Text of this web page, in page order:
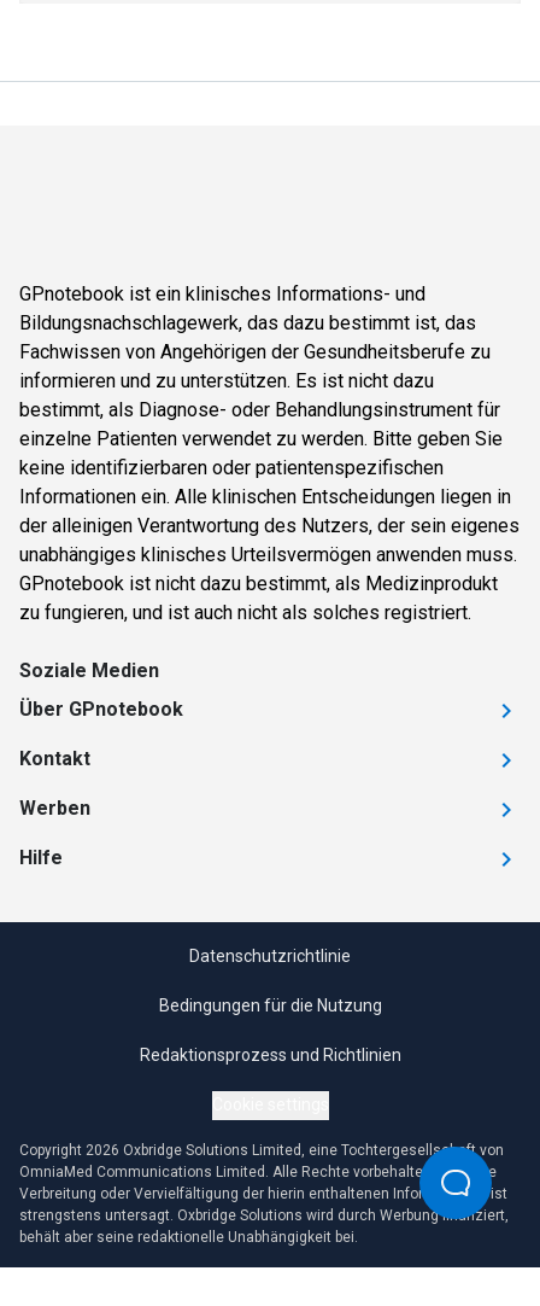
GPnotebook ist ein klinisches Informations- und
Bildungsnachschlagewerk, das dazu bestimmt ist, das
Fachwissen von Angehörigen der Gesundheitsberufe zu
informieren und zu unterstützen. Es ist nicht dazu
bestimmt, als Diagnose- oder Behandlungsinstrument für
einzelne Patienten verwendet zu werden. Bitte geben Sie
keine identifizierbaren oder patientenspezifischen
Informationen ein. Alle klinischen Entscheidungen liegen in
der alleinigen Verantwortung des Nutzers, der sein eigenes
unabhängiges klinisches Urteilsvermögen anwenden muss.
GPnotebook ist nicht dazu bestimmt, als Medizinprodukt
zu fungieren, und ist auch nicht als solches registriert.
Soziale Medien
Über GPnotebook
Kontakt
Werben
Hilfe
Datenschutzrichtlinie
Bedingungen für die Nutzung
Redaktionsprozess und Richtlinien
Copyright 2026 Oxbridge Solutions Limited, eine Tochtergesellschaft von
OmniaMed Communications Limited. Alle Rechte vorbehalten. Jegliche
Verbreitung oder Vervielfältigung der hierin enthaltenen Informationen ist
strengstens untersagt. Oxbridge Solutions wird durch Werbung finanziert,
behält aber seine redaktionelle Unabhängigkeit bei.